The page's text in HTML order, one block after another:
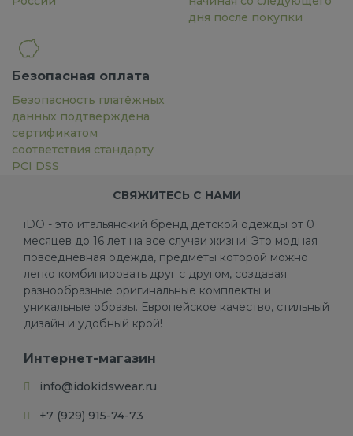
дня после покупки
Безопасная оплата
Безопасность платёжных
данных подтверждена
сертификатом
соответствия стандарту
PCI DSS
СВЯЖИТЕСЬ С НАМИ
iDO - это итальянский бренд детской одежды от 0
месяцев до 16 лет на все случаи жизни! Это модная
повседневная одежда, предметы которой можно
легко комбинировать друг с другом, создавая
разнообразные оригинальные комплекты и
уникальные образы. Европейское качество, стильный
дизайн и удобный крой!
Интернет-магазин
info@idokidswear.ru
+7 (929) 915-74-73